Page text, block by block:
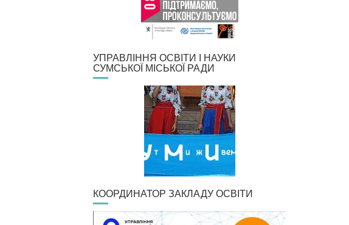
УПРАВЛІННЯ ОСВІТИ І НАУКИ
СУМСЬКОЇ МІСЬКОЇ РАДИ
КООРДИНАТОР ЗАКЛАДУ ОСВІТИ